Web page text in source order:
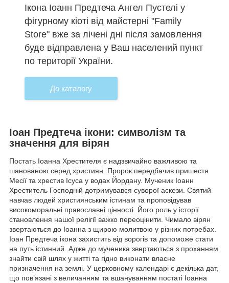
Ікона Іоанн Предтеча Ангел Пустелі у
фігурному кіоті від майстерні "Family
Store" вже за лічені дні після замовлення
буде відправлена у Ваш населений пункт
по території України.
До каталогу
Іоан Предтеча ікони: символізм та
значення для вірян
Постать Іоанна Хрестителя є надзвичайно важливою та
шанованою серед християн. Пророк передбачив пришестя
Месії та хрестив Ісуса у водах Йордану. Мученик Іоанн
Хреститель Господній дотримувався суворої аскези. Святий
навчав людей християнським істинам та проповідував
високоморальні православні цінності. Його роль у історії
становлення нашої релігії важко переоцінити. Чимало вірян
звертаються до Іоанна з щирою молитвою у різних потребах.
Іоан Предтеча ікона захистить від ворогів та допоможе стати
на путь істинний. Адже до мученика звертаються з проханням
знайти свій шлях у житті та гідно виконати власне
призначення на землі. У церковному календарі є декілька дат,
що пов’язані з величанням та вшануванням постаті Іоанна